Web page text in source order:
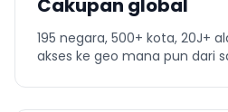
Cakupan global
195 negara, 500+ kota, 20J+
akses ke geo mana pun dari